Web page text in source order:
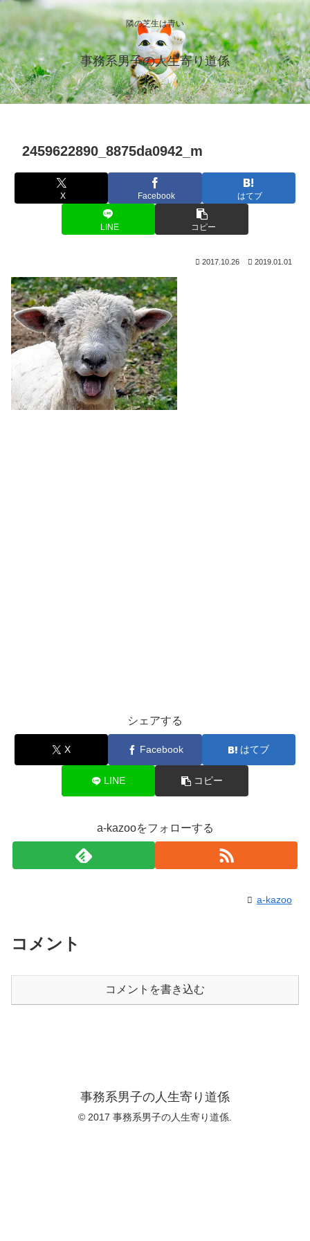
隣の芝生は青い
事務系男子の人生寄り道係
2459622890_8875da0942_m
X Facebook はてブ
LINE コピー
2017.10.26 2019.01.01
シェアする
X Facebook はてブ
LINE コピー
a-kazooをフォローする
a-kazoo
コメント
コメントを書き込む
事務系男子の人生寄り道係
© 2017 事務系男子の人生寄り道係.